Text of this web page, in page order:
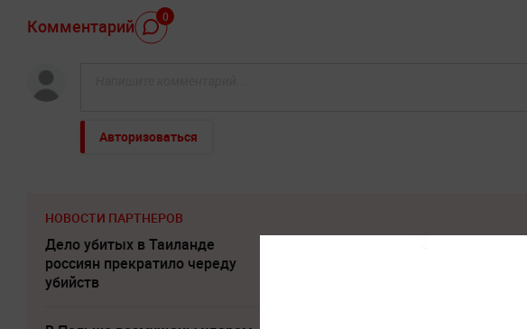
Комментарий 0
Авторизоваться
НОВОСТИ ПАРТНЕРОВ
Дело убитых в Таиланде
россиян прекратило череду
убийств